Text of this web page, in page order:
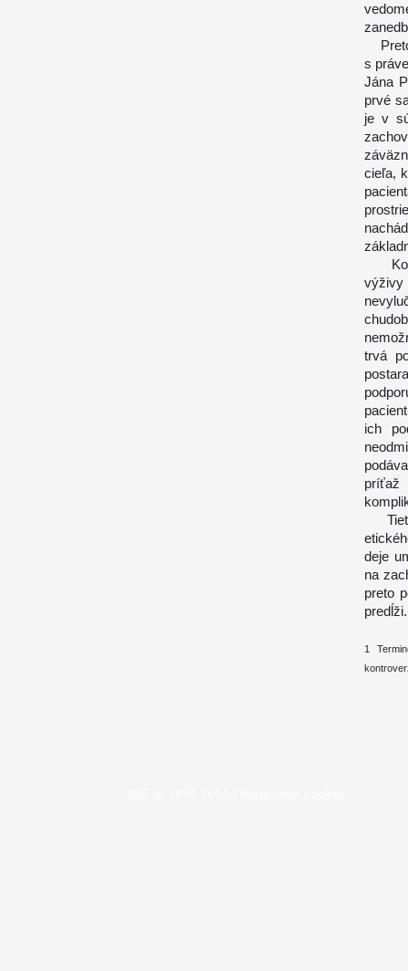
s
Jána
prvé
je v
cieľa,
výživy
trvá
ich
Tieto
deje
na
preto
predĺži.
1